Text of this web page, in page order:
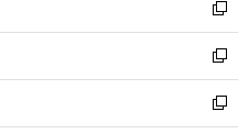
で
開
く
ド
ウ
で
開
く
ィ
ン
ド
ウ
で
開
い
ウ
ィ
ン
ド
ウ
新
し
い
ウ
ィ
ン
新
し
い
ウ
新